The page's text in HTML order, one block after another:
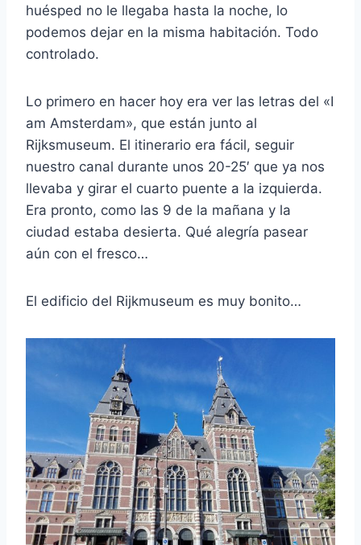
huésped no le llegaba hasta la noche, lo
podemos dejar en la misma habitación. Todo
controlado.
Lo primero en hacer hoy era ver las letras del «I
am Amsterdam», que están junto al
Rijksmuseum. El itinerario era fácil, seguir
nuestro canal durante unos 20-25′ que ya nos
llevaba y girar el cuarto puente a la izquierda.
Era pronto, como las 9 de la mañana y la
ciudad estaba desierta. Qué alegría pasear
aún con el fresco…
El edificio del Rijkmuseum es muy bonito…